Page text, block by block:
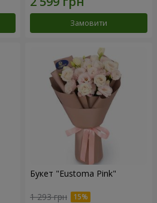
Замовити
Букет "Eustoma Pink"
1 293 грн